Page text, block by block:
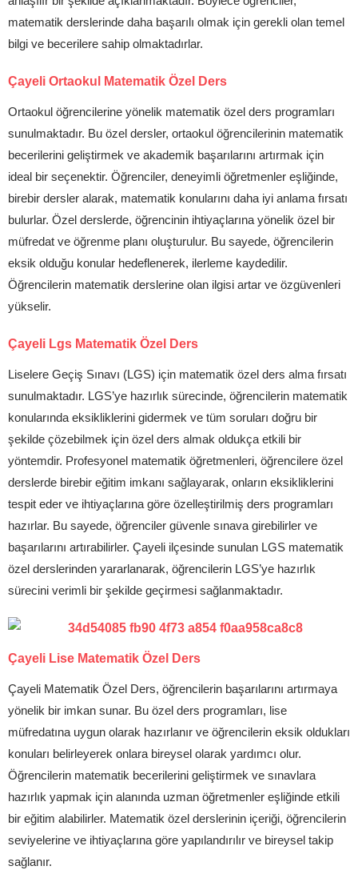
matematik derslerinde daha başarılı olmak için gerekli olan temel
bilgi ve becerilere sahip olmaktadırlar.
Çayeli Ortaokul Matematik Özel Ders
Ortaokul öğrencilerine yönelik matematik özel ders programları
sunulmaktadır. Bu özel dersler, ortaokul öğrencilerinin matematik
becerilerini geliştirmek ve akademik başarılarını artırmak için
ideal bir seçenektir. Öğrenciler, deneyimli öğretmenler eşliğinde,
birebir dersler alarak, matematik konularını daha iyi anlama fırsatı
bulurlar. Özel derslerde, öğrencinin ihtiyaçlarına yönelik özel bir
müfredat ve öğrenme planı oluşturulur. Bu sayede, öğrencilerin
eksik olduğu konular hedeflenerek, ilerleme kaydedilir.
Öğrencilerin matematik derslerine olan ilgisi artar ve özgüvenleri
yükselir.
Çayeli Lgs Matematik Özel Ders
Liselere Geçiş Sınavı (LGS) için matematik özel ders alma fırsatı
sunulmaktadır. LGS’ye hazırlık sürecinde, öğrencilerin matematik
konularında eksikliklerini gidermek ve tüm soruları doğru bir
şekilde çözebilmek için özel ders almak oldukça etkili bir
yöntemdir. Profesyonel matematik öğretmenleri, öğrencilere özel
derslerde birebir eğitim imkanı sağlayarak, onların eksikliklerini
tespit eder ve ihtiyaçlarına göre özelleştirilmiş ders programları
hazırlar. Bu sayede, öğrenciler güvenle sınava girebilirler ve
başarılarını artırabilirler. Çayeli ilçesinde sunulan LGS matematik
özel derslerinden yararlanarak, öğrencilerin LGS’ye hazırlık
sürecini verimli bir şekilde geçirmesi sağlanmaktadır.
Çayeli Lise Matematik Özel Ders
Çayeli Matematik Özel Ders, öğrencilerin başarılarını artırmaya
yönelik bir imkan sunar. Bu özel ders programları, lise
müfredatına uygun olarak hazırlanır ve öğrencilerin eksik oldukları
konuları belirleyerek onlara bireysel olarak yardımcı olur.
Öğrencilerin matematik becerilerini geliştirmek ve sınavlara
hazırlık yapmak için alanında uzman öğretmenler eşliğinde etkili
bir eğitim alabilirler. Matematik özel derslerinin içeriği, öğrencilerin
seviyelerine ve ihtiyaçlarına göre yapılandırılır ve bireysel takip
sağlanır.